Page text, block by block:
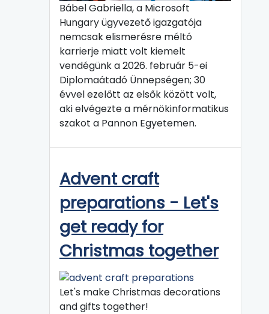
Bábel Gabriella, a Microsoft
Hungary ügyvezető igazgatója
nemcsak elismerésre méltó
karrierje miatt volt kiemelt
vendégünk a 2026. február 5-ei
Diplomaátadó Ünnepségen; 30
évvel ezelőtt az elsők között volt,
aki elvégezte a mérnökinformatikus
szakot a Pannon Egyetemen.
Advent craft
preparations - Let's
get ready for
Christmas together
Let's make Christmas decorations
and gifts together!